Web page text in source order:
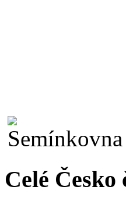
Celé Česko